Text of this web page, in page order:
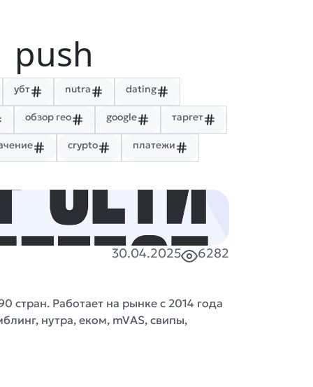
push
убт nutra dating
обзор гео google таргет
crypto платежи
30.04.2025 6282
стран. Работает на рынке с 2014 года
нутра, еком, mVAS, свипы,